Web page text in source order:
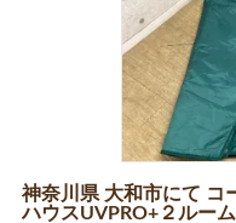
神奈川県 大和市にて コ
ハウスUVPRO+２ルー